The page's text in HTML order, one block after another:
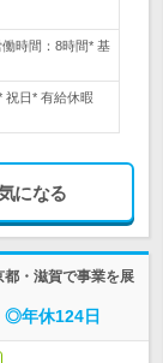
時間：8時間* 基
祝日* 有給休暇
になる
・滋賀で事業を展
◎年休124日